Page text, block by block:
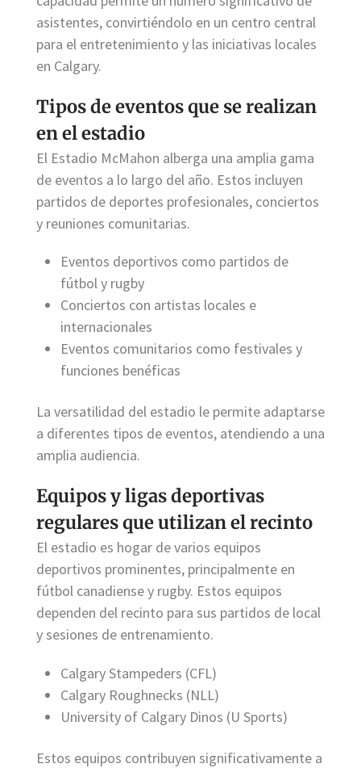
asistentes, convirtiéndolo en un centro central
para el entretenimiento y las iniciativas locales
en Calgary.
Tipos de eventos que se realizan
en el estadio
El Estadio McMahon alberga una amplia gama
de eventos a lo largo del año. Estos incluyen
partidos de deportes profesionales, conciertos
y reuniones comunitarias.
Eventos deportivos como partidos de
fútbol y rugby
Conciertos con artistas locales e
internacionales
Eventos comunitarios como festivales y
funciones benéficas
La versatilidad del estadio le permite adaptarse
a diferentes tipos de eventos, atendiendo a una
amplia audiencia.
Equipos y ligas deportivas
regulares que utilizan el recinto
El estadio es hogar de varios equipos
deportivos prominentes, principalmente en
fútbol canadiense y rugby. Estos equipos
dependen del recinto para sus partidos de local
y sesiones de entrenamiento.
Calgary Stampeders (CFL)
Calgary Roughnecks (NLL)
University of Calgary Dinos (U Sports)
Estos equipos contribuyen significativamente a